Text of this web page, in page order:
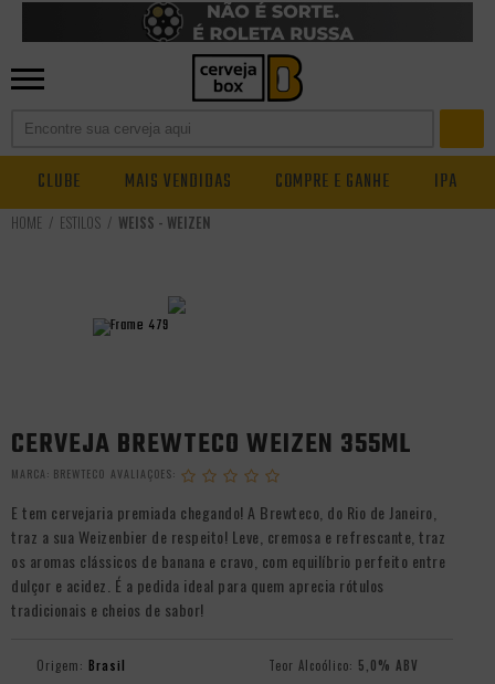
CLUBE MAIS VENDIDAS COMPRE E GANHE IPA
ESTILOS WEISS - WEIZEN
CERVEJA BREWTECO WEIZEN 355ML
MARCA: BREWTECO
E tem cervejaria premiada chegando! A Brewteco, do Rio de Janeiro,
traz a sua Weizenbier de respeito! Leve, cremosa e refrescante, traz
os aromas clássicos de banana e cravo, com equilíbrio perfeito entre
dulçor e acidez. É a pedida ideal para quem aprecia rótulos
tradicionais e cheios de sabor!
Origem: Brasil Teor Alcoólico: 5,0% ABV